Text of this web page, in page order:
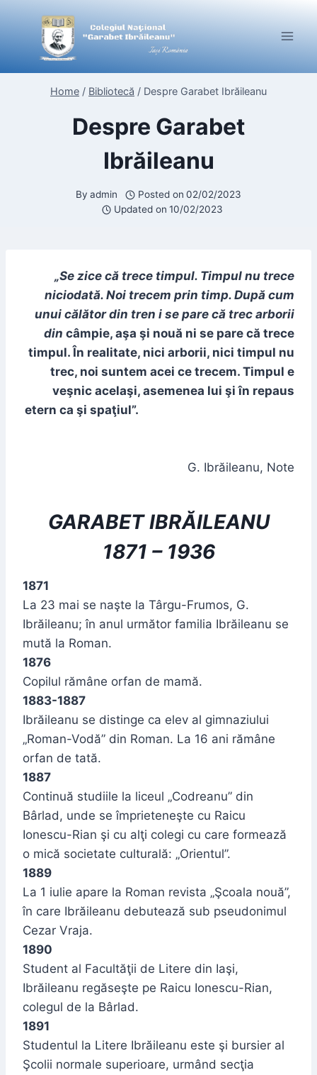
content
Home / Bibliotecă / Despre Garabet Ibrăileanu
Despre Garabet
Ibrăileanu
By admin Posted on 02/02/2023
Updated on 10/02/2023
„Se zice că trece timpul. Timpul nu trece
niciodată. Noi trecem prin timp. După cum
unui călător din tren i se pare că trec arborii
din câmpie, aşa şi nouă ni se pare că trece
timpul. În realitate, nici arborii, nici timpul nu
trec, noi suntem acei ce trecem. Timpul e
veşnic acelaşi, asemenea lui şi în repaus
etern ca şi spaţiul”.
G. Ibrăileanu, Note
GARABET IBRĂILEANU
1871 – 1936
1871
La 23 mai se naşte la Târgu-Frumos, G.
Ibrăileanu; în anul următor familia Ibrăileanu se
mută la Roman.
1876
Copilul rămâne orfan de mamă.
1883-1887
Ibrăileanu se distinge ca elev al gimnaziului
„Roman-Vodă” din Roman. La 16 ani rămâne
orfan de tată.
1887
Continuă studiile la liceul „Codreanu” din
Bârlad, unde se împrieteneşte cu Raicu
Ionescu-Rian şi cu alţi colegi cu care formează
o mică societate culturală: „Orientul”.
1889
La 1 iulie apare la Roman revista „Şcoala nouă”,
în care Ibrăileanu debutează sub pseudonimul
Cezar Vraja.
1890
Student al Facultăţii de Litere din Iaşi,
Ibrăileanu regăseşte pe Raicu Ionescu-Rian,
colegul de la Bârlad.
1891
Studentul la Litere Ibrăileanu este şi bursier al
Şcolii normale superioare, urmând secţia